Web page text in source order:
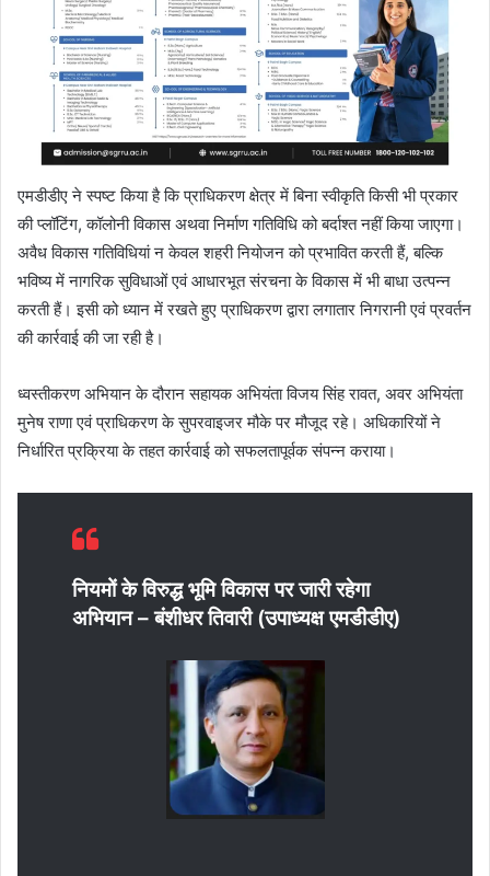
एमडीडीए ने स्पष्ट किया है कि प्राधिकरण क्षेत्र में बिना स्वीकृति किसी भी प्रकार
की प्लॉटिंग, कॉलोनी विकास अथवा निर्माण गतिविधि को बर्दाश्त नहीं किया जाएगा।
अवैध विकास गतिविधियां न केवल शहरी नियोजन को प्रभावित करती हैं, बल्कि
भविष्य में नागरिक सुविधाओं एवं आधारभूत संरचना के विकास में भी बाधा उत्पन्न
करती हैं। इसी को ध्यान में रखते हुए प्राधिकरण द्वारा लगातार निगरानी एवं प्रवर्तन
की कार्रवाई की जा रही है।
ध्वस्तीकरण अभियान के दौरान सहायक अभियंता विजय सिंह रावत, अवर अभियंता
मुनेष राणा एवं प्राधिकरण के सुपरवाइजर मौके पर मौजूद रहे। अधिकारियों ने
निर्धारित प्रक्रिया के तहत कार्रवाई को सफलतापूर्वक संपन्न कराया।
नियमों के विरुद्ध भूमि विकास पर जारी रहेगा
अभियान – बंशीधर तिवारी (उपाध्यक्ष एमडीडीए)